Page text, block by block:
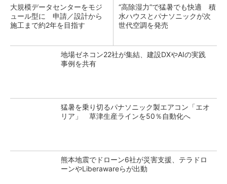
大規模データセンターをモジ
ュール型に 申請／設計から
施工まで約2年を目指す
“高除湿力”で猛暑でも快適 積
水ハウスとパナソニックが次
世代空調を発売
地場ゼネコン22社が集結、建設DXやAIの実践
事例を共有
猛暑を乗り切るパナソニック製エアコン「エオ
リア」 草津生産ラインを50％自動化へ
熊本地震でドローン6社が災害支援、テラドロ
ーンやLiberawareらが出動